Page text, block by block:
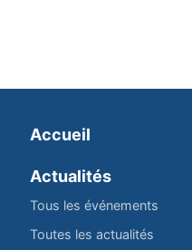
Accueil
Actualités
Tous les événements
Toutes les actualités